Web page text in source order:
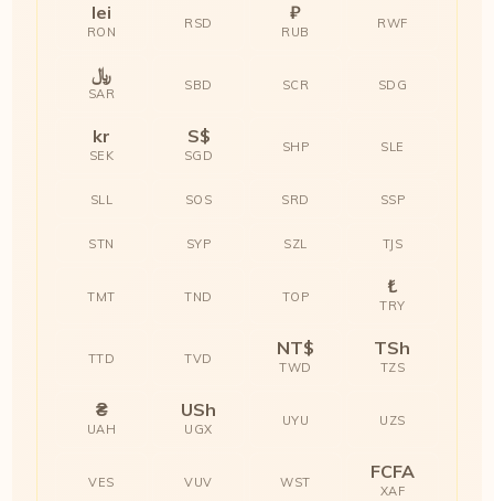
lei
RON
RSD ₽
RUB
RWF
﷼
SAR
SBD SCR SDG
kr
SEK
S$
SGD
SHP SLE
SLL SOS SRD SSP
STN SYP SZL TJS
TMT TND TOP ₺
TRY
TTD TVD NT$
TWD
TSh
TZS
₴
UAH
USh
UGX
UYU UZS
VES VUV WST FCFA
XAF